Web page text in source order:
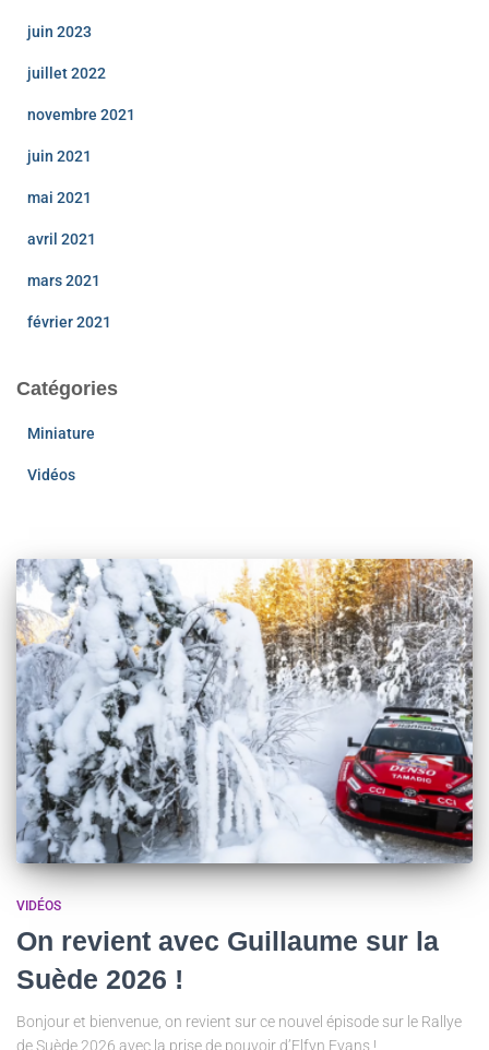
juin 2023
juillet 2022
novembre 2021
juin 2021
mai 2021
avril 2021
mars 2021
février 2021
Catégories
Miniature
Vidéos
VIDÉOS
On revient avec Guillaume sur la
Suède 2026 !
Bonjour et bienvenue, on revient sur ce nouvel épisode sur le Rallye
de Suède 2026 avec la prise de pouvoir d’Elfyn Evans !